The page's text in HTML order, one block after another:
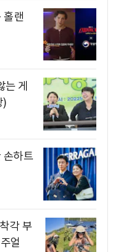
홀랜
는 게
)
손하트
각 부
얼